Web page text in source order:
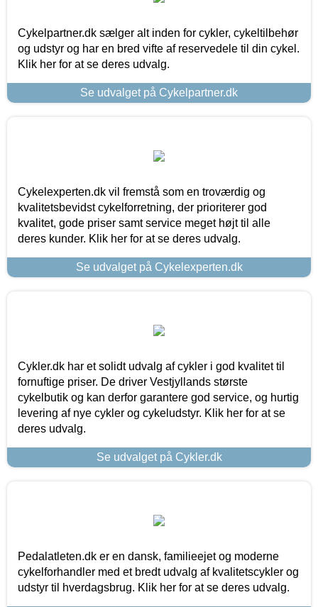
Cykelpartner.dk sælger alt inden for cykler, cykeltilbehør
og udstyr og har en bred vifte af reservedele til din cykel.
Klik her for at se deres udvalg.
Se udvalget på Cykelpartner.dk
Cykelexperten.dk vil fremstå som en troværdig og
kvalitetsbevidst cykelforretning, der prioriterer god
kvalitet, gode priser samt service meget højt til alle
deres kunder. Klik her for at se deres udvalg.
Se udvalget på Cykelexperten.dk
Cykler.dk har et solidt udvalg af cykler i god kvalitet til
fornuftige priser. De driver Vestjyllands største
cykelbutik og kan derfor garantere god service, og hurtig
levering af nye cykler og cykeludstyr. Klik her for at se
deres udvalg.
Se udvalget på Cykler.dk
Pedalatleten.dk er en dansk, familieejet og moderne
cykelforhandler med et bredt udvalg af kvalitetscykler og
udstyr til hverdagsbrug. Klik her for at se deres udvalg.